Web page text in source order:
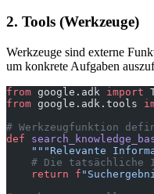
2. Tools (Werkzeuge)
Werkzeuge sind externe
um konkrete Aufgaben
from google.adk import
from google.adk.tools
# Werkzeugfunktion
def
"""Relevante
# Die tatsächliche
    return
f